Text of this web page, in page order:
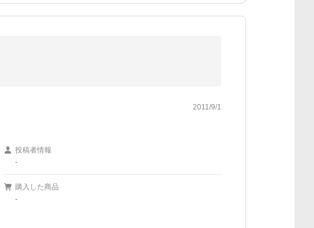
2011/9/1
投稿者情報
-
購入した商品
-